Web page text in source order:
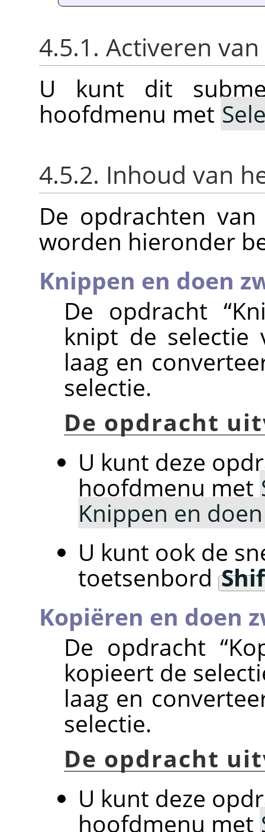
4.5.1. Activeren
U kunt dit
hoofdmenu met
4.5.2. Inhoud van
De opdrachten
worden hieronder
Knippen en doen
De opdracht “
knipt de selectie
laag en
selectie.
De opdracht
U kunt deze
hoofdmenu met
Knippen en
U kunt ook de
toetsenbord
Kopiëren en doen
De opdracht“
kopieert de
laag en
selectie.
De opdracht
U kunt deze
hoofdmenu met